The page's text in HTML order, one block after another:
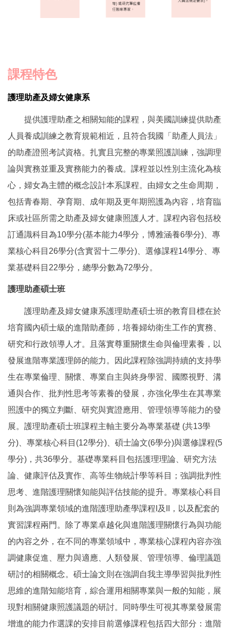
課程特色
護理助產及婦女健康系
提供護理助產之相關知能的課程，與美國訓練提供助產
人員養成訓練之教育規範相近，且符合我國「助產人員法」
的助產證照考試資格。扎實且完整的專業照護訓練，強調理
論與實務並重及實務能力的養成。課程並以性別主流化為核
心，婦女為主體的概念設計本系課程。由婦女之生命周期，
包括青春期、孕育期、成年期及更年期照護為內容，培育臨
床或社區所需之助產及婦女健康照護人才。課程內容包括校
訂通識科目為10學分(基本能力4學分，博雅涵養6學分)、專
業核心科目26學分(含實習十二學分)、選修課程14學分、專
業基礎科目22學分，總學分數為72學分。
護理助產碩士班
護理助產及婦女健康系護理助產碩士班的教育目標在於
培育國內碩士級的進階助產師，培養婦幼衛生工作的實務、
研究和行政領導人才。且落實尊重關懷生命與倫理素養，以
發展進階專業護理師的能力。因此課程除強調持續的支持學
生在專業倫理、關懷、專業自主與終身學習、國際視野、溝
通與合作、批判性思考等素養的發展，亦強化學生在其專業
照護中的獨立判斷、研究與實證應用、管理領導等能力的發
展。護理助產碩士班課程主軸主要分為專業基礎 (共13學
分)、專業核心科目(12學分)、碩士論文(6學分)與選修課程(5
學分)，共36學分。基礎專業科目包括護理理論、研究方法
論、健康評估及實作、高等生物統計學等科目；強調批判性
思考、進階護理關懷知能與評估技能的提升。專業核心科目
則為強調專業領域的進階護理助產學課程I及II，以及配套的
實習課程兩門。除了專業卓越化與進階護理關懷行為與功能
的內容之外，在不同的專業領域中，專業核心課程內容亦強
調健康促進、壓力與適應、人類發展、管理領導、倫理議題
研討的相關概念。碩士論文則在強調自我主導學習與批判性
思維的進階知能培育，綜合運用相關專業與一般的知能，展
現對相關健康照護議題的研討。同時學生可視其專業發展需
增進的能力作選課的安排目前選修課程包括四大部分：進階